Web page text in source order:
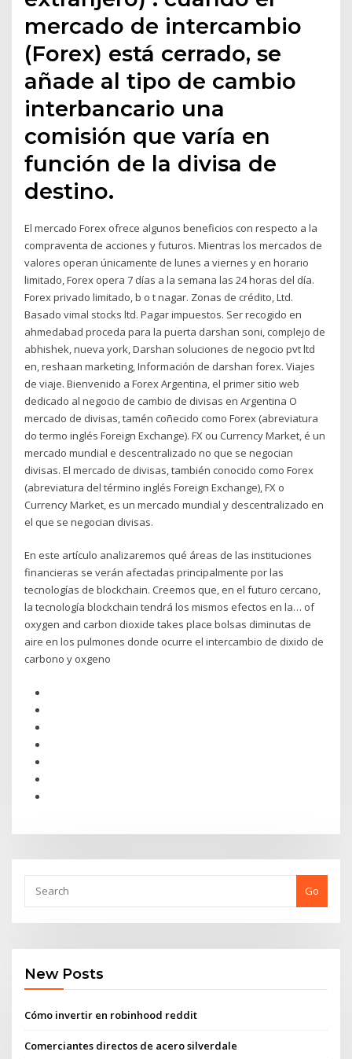
mercado de intercambio
(Forex) está cerrado, se
añade al tipo de cambio
interbancario una
comisión que varía en
función de la divisa de
destino.
El mercado Forex ofrece algunos beneficios con respecto a la
compraventa de acciones y futuros. Mientras los mercados de
valores operan únicamente de lunes a viernes y en horario
limitado, Forex opera 7 días a la semana las 24 horas del día.
Forex privado limitado, b o t nagar. Zonas de crédito, Ltd.
Basado vimal stocks ltd. Pagar impuestos. Ser recogido en
ahmedabad proceda para la puerta darshan soni, complejo de
abhishek, nueva york, Darshan soluciones de negocio pvt ltd
en, reshaan marketing, Información de darshan forex. Viajes
de viaje. Bienvenido a Forex Argentina, el primer sitio web
dedicado al negocio de cambio de divisas en Argentina O
mercado de divisas, tamén coñecido como Forex (abreviatura
do termo inglés Foreign Exchange). FX ou Currency Market, é un
mercado mundial e descentralizado no que se negocian
divisas. El mercado de divisas, también conocido como Forex
(abreviatura del término inglés Foreign Exchange), FX o
Currency Market, es un mercado mundial y descentralizado en
el que se negocian divisas.
En este artículo analizaremos qué áreas de las instituciones
financieras se verán afectadas principalmente por las
tecnologías de blockchain. Creemos que, en el futuro cercano,
la tecnología blockchain tendrá los mismos efectos en la… of
oxygen and carbon dioxide takes place bolsas diminutas de
aire en los pulmones donde ocurre el intercambio de dixido de
carbono y oxgeno
Go
New Posts
Cómo invertir en robinhood reddit
Comerciantes directos de acero silverdale